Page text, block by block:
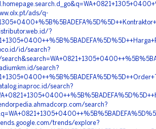
ads/q-
?
id/search?
search?
search?
search?
trends/explore?